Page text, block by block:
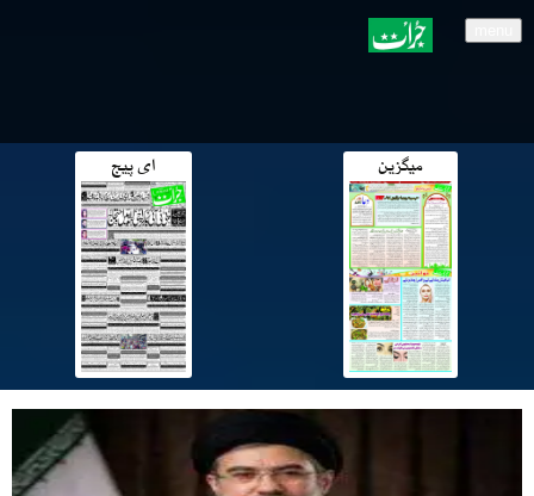
میگزین ای پیج